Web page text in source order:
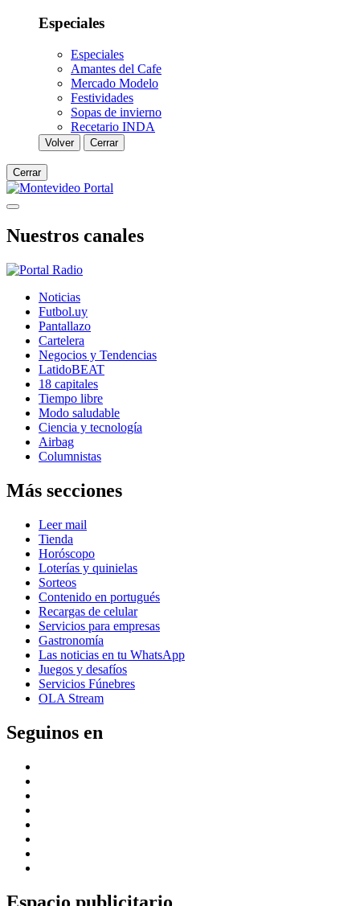
Especiales
Especiales
Amantes del Cafe
Mercado Modelo
Festividades
Sopas de invierno
Recetario INDA
Volver Cerrar
Cerrar
Nuestros canales
Noticias
Futbol.uy
Pantallazo
Cartelera
Negocios y Tendencias
LatidoBEAT
18 capitales
Tiempo libre
Modo saludable
Ciencia y tecnología
Airbag
Columnistas
Más secciones
Leer mail
Tienda
Horóscopo
Loterías y quinielas
Sorteos
Contenido en portugués
Recargas de celular
Servicios para empresas
Gastronomía
Las noticias en tu WhatsApp
Juegos y desafíos
Servicios Fúnebres
OLA Stream
Seguinos en